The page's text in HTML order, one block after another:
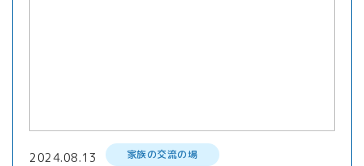
2024.08.13 家族の交流の場